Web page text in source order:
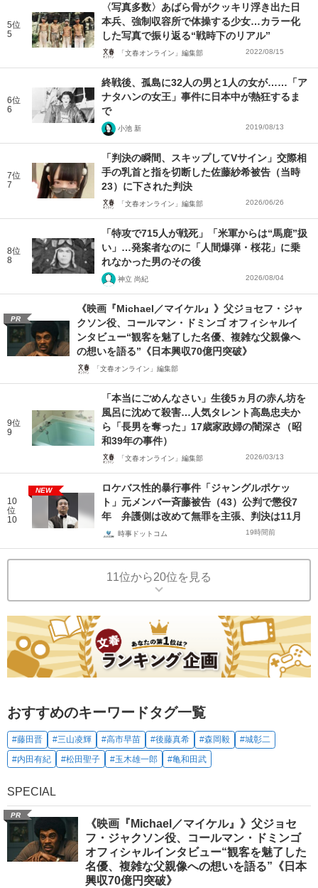
5位
5
〈写真多数〉あばら骨がクッキリ浮き出た日
本兵、強制収容所で体操する少女…カラー化
した写真で振り返る“戦時下のリアル”
「文春オンライン」編集部 2022/08/15
6位
6
終戦後、孤島に32人の男と1人の女が……「ア
ナタハンの女王」事件に日本中が熱狂するま
で
小池 新 2019/08/13
7位
7
「判決の瞬間、スキップしてVサイン」交際相
手の乳首と指を切断した佐藤紗希被告（当時
23）に下された判決
「文春オンライン」編集部 2026/06/26
8位
8
「特攻で715人が戦死」「米軍からは“馬鹿”扱
い」…発案者なのに「人間爆弾・桜花」に乗
れなかった男のその後
神立 尚紀 2026/08/04
PR
《映画『Michael／マイケル』》父ジョセフ・ジャ
クソン役、コールマン・ドミンゴ オフィシャルイ
ンタビュー“観客を魅了した名優、複雑な父親像へ
の想いを語る”《日本興収70億円突破》
「文春オンライン」編集部
9位
9
「本当にごめんなさい」生後5ヵ月の赤ん坊を
風呂に沈めて殺害…人気タレント高島忠夫か
ら「長男を奪った」17歳家政婦の闇深さ（昭
和39年の事件）
「文春オンライン」編集部 2026/03/13
10
位
10
NEW
ロケバス性的暴行事件「ジャングルポケッ
ト」元メンバー斉藤被告（43）公判で懲役7
年 弁護側は改めて無罪を主張、判決は11月
時事ドットコム 19時間前
11位から20位を見る
おすすめのキーワードタグ一覧
#藤田晋 #三山凌輝 #高市早苗 #後藤真希 #森岡毅
#城彰二
#内田有紀
#松田聖子 #玉木雄一郎 #亀和田武
SPECIAL
PR
《映画『Michael／マイケル』》父ジョセ
フ・ジャクソン役、コールマン・ドミンゴ
オフィシャルインタビュー“観客を魅了した
名優、複雑な父親像への想いを語る”《日本
興収70億円突破》